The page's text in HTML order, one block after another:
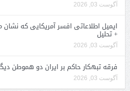
آگوست 03, 2026
ایمیل اطلاعاتی افسر آمریکایی که نشان
+ تحلیل
آگوست 03, 2026
فرقه تبهکار حاکم بر ایران دو هموطن
آگوست 03, 2026